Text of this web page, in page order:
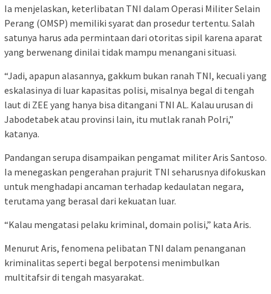
Ia menjelaskan, keterlibatan TNI dalam Operasi Militer Selain
Perang (OMSP) memiliki syarat dan prosedur tertentu. Salah
satunya harus ada permintaan dari otoritas sipil karena aparat
yang berwenang dinilai tidak mampu menangani situasi.
“Jadi, apapun alasannya, gakkum bukan ranah TNI, kecuali yang
eskalasinya di luar kapasitas polisi, misalnya begal di tengah
laut di ZEE yang hanya bisa ditangani TNI AL. Kalau urusan di
Jabodetabek atau provinsi lain, itu mutlak ranah Polri,”
katanya.
Pandangan serupa disampaikan pengamat militer Aris Santoso.
Ia menegaskan pengerahan prajurit TNI seharusnya difokuskan
untuk menghadapi ancaman terhadap kedaulatan negara,
terutama yang berasal dari kekuatan luar.
“Kalau mengatasi pelaku kriminal, domain polisi,” kata Aris.
Menurut Aris, fenomena pelibatan TNI dalam penanganan
kriminalitas seperti begal berpotensi menimbulkan
multitafsir di tengah masyarakat.